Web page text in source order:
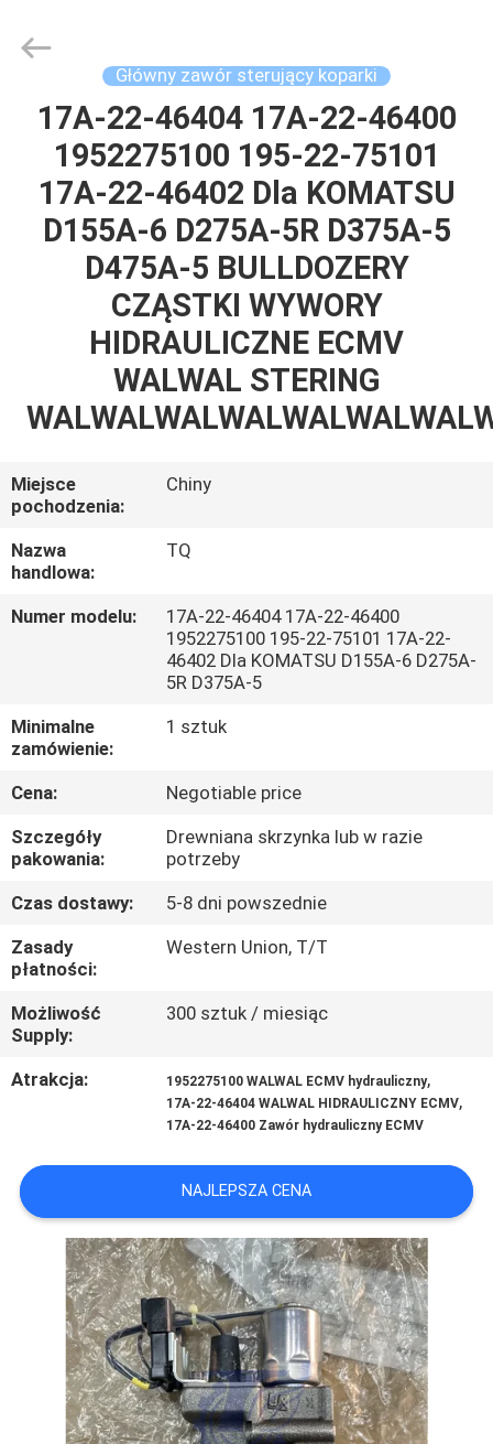
DOM
PRODUKTY
POKAZ
NAS
WYCIECZKA
PO
FABRYCE
JAKOŚCI
SKONTAKTUJ
SIĘ
Z
NAMI
AKTUALNOŚCI
WSZYSTKIE
PRZYPADKI
POPROSIĆ
WYCENĘ
SITEMAP
POLITYKA
PRYWATNOŚCI
Machinery
Reserved.
Główny zawór sterujący koparki
17A-22-46404 17A-22-46400
1952275100 195-22-75101
17A-22-46402 Dla KOMATSU
D155A-6 D275A-5R D375A-5
D475A-5 BULLDOZERY
CZĄSTKI WYWORY
HIDRAULICZNE ECMV
WALWAL STERING
Miejsce
pochodzenia:
Chiny
Nazwa
handlowa:
TQ
Numer modelu:
17A-22-46404 17A-22-46400
1952275100 195-22-75101 17A-22-
46402 Dla KOMATSU D155A-6 D275A-
5R D375A-5
Minimalne
zamówienie:
1 sztuk
Cena:
Negotiable price
Szczegóły
pakowania:
Drewniana skrzynka lub w razie
potrzeby
Czas dostawy:
5-8 dni powszednie
Zasady
płatności:
Western Union, T/T
Możliwość
Supply:
300 sztuk / miesiąc
Atrakcja: 1952275100 WALWAL ECMV hydrauliczny,
17A-22-46404 WALWAL HIDRAULICZNY ECMV,
17A-22-46400 Zawór hydrauliczny ECMV
NAJLEPSZA CENA